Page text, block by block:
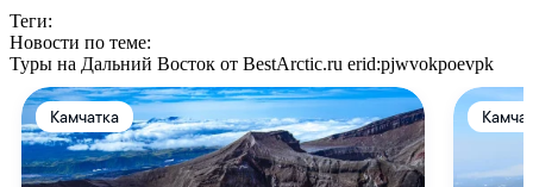
Теги:
Новости по теме:
Туры на Дальний Восток от BestArctic.ru erid:pjwvokpoevpk